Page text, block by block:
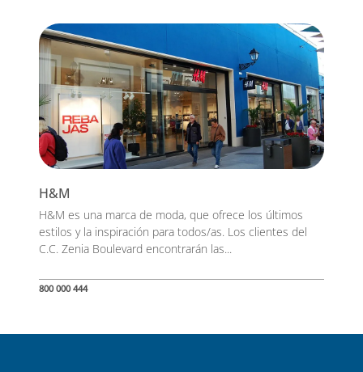
H&M
H&M es una marca de moda, que ofrece los últimos
estilos y la inspiración para todos/as. Los clientes del
C.C. Zenia Boulevard encontrarán las...
800 000 444